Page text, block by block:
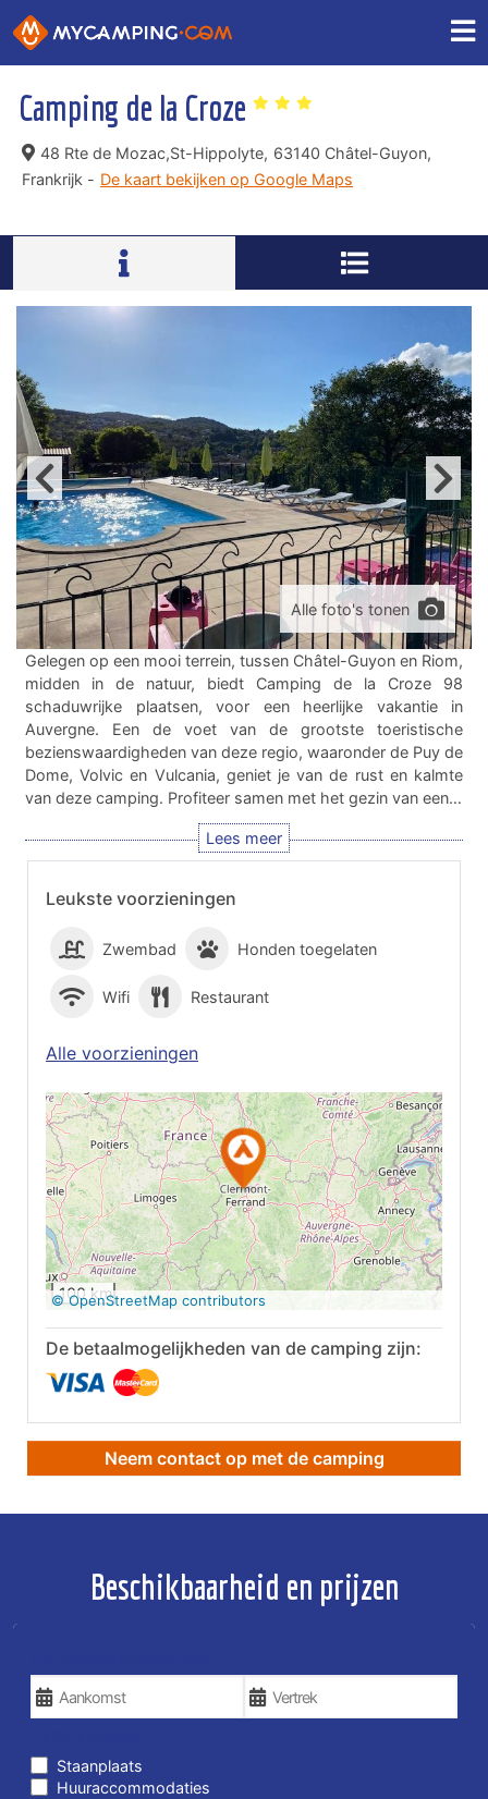
Camping de la Croze
48 Rte de Mozac,St-Hippolyte, 63140 Châtel-Guyon,
Frankrijk - De kaart bekijken op Google Maps
Leukste voorzieningen
Zwembad Honden toegelaten
Wifi Restaurant
Alle voorzieningen
Op Google Maps
bekijken
100 km
© OpenStreetMap contributors
De betaalmogelijkheden van de camping zijn:
Neem contact op met de camping
Alle foto's tonen
Gelegen op een mooi terrein, tussen Châtel-Guyon en Riom,
midden in de natuur, biedt Camping de la Croze 98
schaduwrijke plaatsen, voor een heerlijke vakantie in
Auvergne. Een de voet van de grootste toeristische
bezienswaardigheden van deze regio, waaronder de Puy de
Dome, Volvic en Vulcania, geniet je van de rust en kalmte
van deze camping. Profiteer samen met het gezin van een…
Beschikbaarheid en prijzen
Staanplaats
Huuraccommodaties